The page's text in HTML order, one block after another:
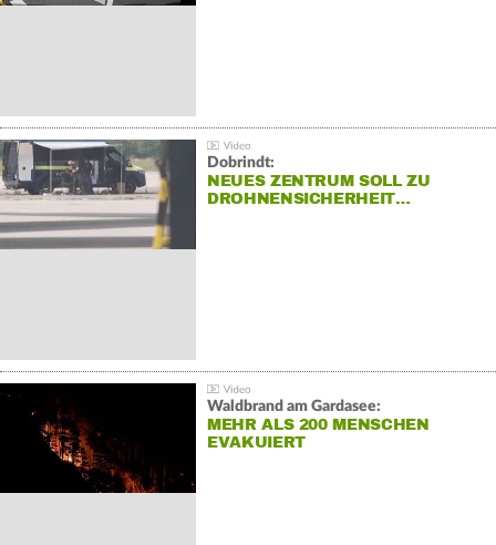
Dobrindt:
NEUES ZENTRUM SOLL ZU
DROHNENSICHERHEIT…
Waldbrand am Gardasee:
MEHR ALS 200 MENSCHEN
EVAKUIERT